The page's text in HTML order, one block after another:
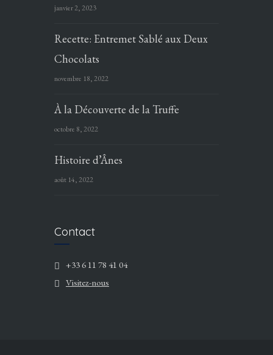
janvier 2, 2023
Recette: Entremet Sablé aux Deux
Chocolats
novembre 18, 2022
À la Découverte de la Truffe
octobre 8, 2022
Histoire d’Ânes
août 14, 2022
Contact
+33 6 11 78 41 04
Visitez-nous